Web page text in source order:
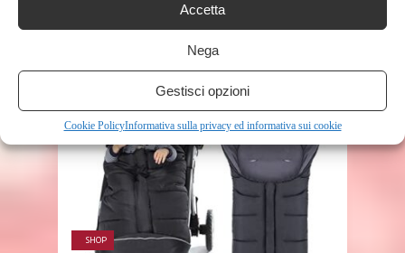
Accetta
Nega
Gestisci opzioni
Cookie PolicyInformativa sulla privacy ed informativa sui cookie
RELATED POSTS
SHOP